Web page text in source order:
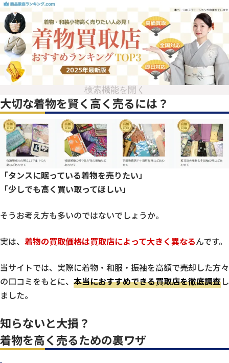
検索機能を開く
大切な着物を賢く高く売るには？
「タンスに眠っている着物を売りたい」
「少しでも高く買い取ってほしい」
そうお考え方も多いのではないでしょうか。
実は、 着物の買取価格は買取店によって大きく異なるんです。
当サイトでは、実際に着物・和服・振袖を高額で売却した方々
の口コミをもとに、 本当におすすめできる買取店を徹底調査し
ました。
知らないと大損？
着物を高く売るための裏ワザ